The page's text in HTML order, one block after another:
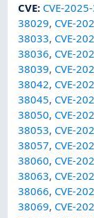
CVE: CVE-
38029, CVE-
38033, CVE-
38036, CVE-
38039, CVE-
38042, CVE-
38045, CVE-
38050, CVE-
38053, CVE-
38057, CVE-
38060, CVE-
38063, CVE-
38066, CVE-
38069, CVE-